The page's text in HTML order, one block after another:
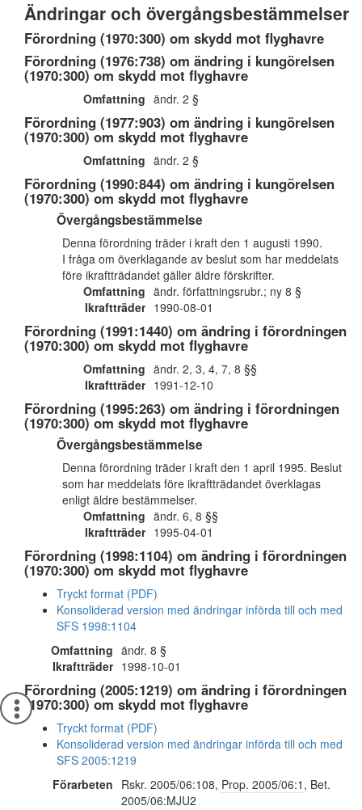
Ändringar och övergångsbestämmelser
Förordning (1970:300) om skydd mot flyghavre
Förordning (1976:738) om ändring i kungörelsen
(1970:300) om skydd mot flyghavre
Omfattning ändr. 2 §
Förordning (1977:903) om ändring i kungörelsen
(1970:300) om skydd mot flyghavre
Omfattning ändr. 2 §
Förordning (1990:844) om ändring i kungörelsen
(1970:300) om skydd mot flyghavre
Övergångsbestämmelse
Denna förordning träder i kraft den 1 augusti 1990.
I fråga om överklagande av beslut som har meddelats
före ikraftträdandet gäller äldre förskrifter.
Omfattning ändr. författningsrubr.; ny 8 §
Ikraftträder 1990-08-01
Förordning (1991:1440) om ändring i förordningen
(1970:300) om skydd mot flyghavre
Omfattning ändr. 2, 3, 4, 7, 8 §§
Ikraftträder 1991-12-10
Förordning (1995:263) om ändring i förordningen
(1970:300) om skydd mot flyghavre
Övergångsbestämmelse
Denna förordning träder i kraft den 1 april 1995. Beslut
som har meddelats före ikraftträdandet överklagas
enligt äldre bestämmelser.
Omfattning ändr. 6, 8 §§
Ikraftträder 1995-04-01
Förordning (1998:1104) om ändring i förordningen
(1970:300) om skydd mot flyghavre
Tryckt format (PDF)
Konsoliderad version med ändringar införda till och med
SFS 1998:1104
Omfattning ändr. 8 §
Ikraftträder 1998-10-01
Förordning (2005:1219) om ändring i förordningen
(1970:300) om skydd mot flyghavre
Tryckt format (PDF)
Konsoliderad version med ändringar införda till och med
SFS 2005:1219
Förarbeten Rskr. 2005/06:108, Prop. 2005/06:1 , Bet.
2005/06:MJU2